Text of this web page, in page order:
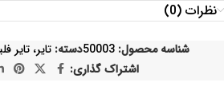
نظرات (0)
شناسه محصول:50003دسته: تایر،
اشتراک گذاری: